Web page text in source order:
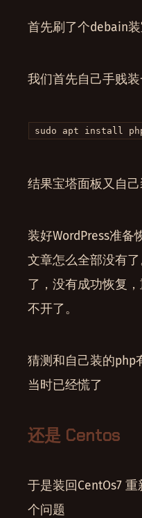
首先刷了个debain装
我们首先自己手贱
sudo apt install
结果宝塔面板又自
装好WordPress准
文章怎么全部没有
了，没有成功恢复
不开了。
猜测和自己装的php
当时已经慌了
还是 Centos
于是装回CentOs7
个问题